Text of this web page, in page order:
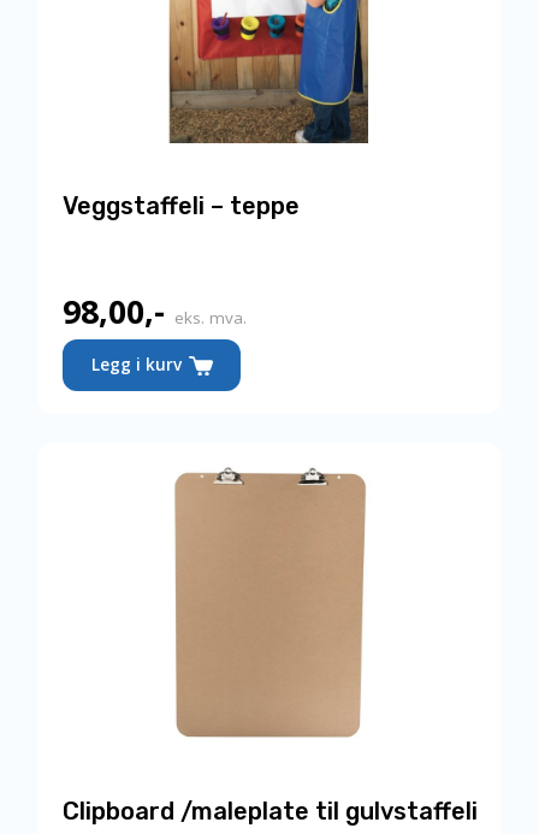
Veggstaffeli – teppe
98,00,-Nåværende
pris
er:
eks. mva.
Legg i kurv
Clipboard /maleplate til gulvstaffeli